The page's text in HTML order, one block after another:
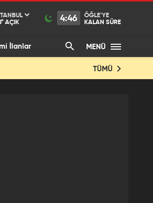
AÇIK 4:46
ÖĞLE'YE
KALAN SÜRE
İlanlar MENÜ
TÜMÜ